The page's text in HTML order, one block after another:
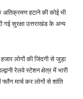
अतिक्रमण हटाने की कोई भी
गई सुरक्षा उत्तराखंड के अन्य
लोगों की जिंदगी से जुड़ा
रेलवे स्टेशन क्षेत्र में भारी
मार्च कर लोगों से शांति